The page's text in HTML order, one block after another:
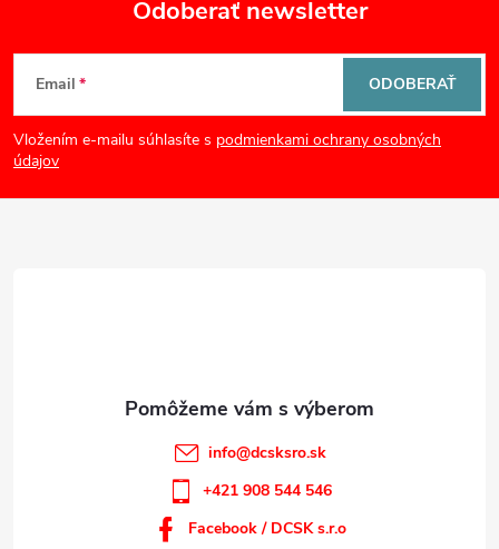
s
Z
á
p
Odoberať newsletter
Email
Vložením e-mailu súhlasíte s podmienkami ochrany osobných
údajov
ODOBERAŤ
info@dcsksro.sk
+421 908 544 546
Facebook / DCSK s.r.o